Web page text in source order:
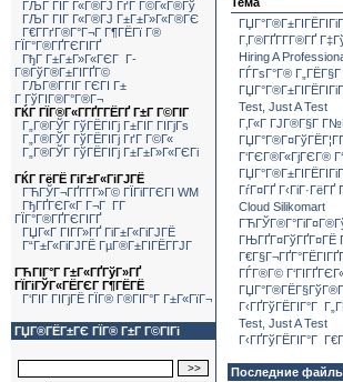
ГЉГ ГІГ Г«Г®ГЈ ГґГ Г©Г«Г®Гў
ГЉГ ГІГ Г«Г®ГЈ Г±Г±Г»Г«Г®ГЄ
Г€Г­ГґГ®Г°Г¬Г Г¶ГЁГї Г®
ГЇГ°Г®ГҐГЄГІГҐ
ГђГ Г±Г±Г»Г«ГЄГ Г­
Г®ГўГ®Г±ГІГҐГ©
ГЉГ®Г­ГІГ ГЄГІ Г±
Г ГўГІГ®Г°Г®Г¬
ГЌГ ГЇГ®Г«Г­ГҐГ­ГЁГҐ Г±Г Г©ГІГ
Г„Г®ГЎГ ГўГЁГІГј Г±ГІГ ГІГјГѕ
Г„Г®ГЎГ ГўГЁГІГј ГґГ Г©Г«
Г„Г®ГЎГ ГўГЁГІГј Г±Г±Г»Г«ГЄГі
ГЌГ ГёГЁ ГіГ±Г«ГіГЈГЁ
ГЋГЎГ¬ГҐГ­Г­Г»Г© ГЇГіГ­ГЄГІ WM
ГђГҐГЄГ«Г Г¬Г Г­Г
ГЇГ°Г®ГҐГЄГІГҐ
ГЏГ«Г ГІГ­Г»ГҐ ГіГ±Г«ГіГЈГЁ
Г“Г±Г«ГіГЈГЁ ГµГ®Г±ГІГЁГ­ГЈГ
ГЋГІГ°Г Г±Г«ГҐГўГ»ГҐ
ГЇГіГЎГ«ГЁГЄГ Г¶ГЁГЁ
Г‘ГІГ ГІГјГЁ ГЇГ® Г®ГІГ°Г Г±Г«ГїГ¬
ГЏГ®ГЁГ±ГЄ ГЇГ® Г±Г Г©ГІГі
Г‚Г®ГҐГ­Г­Г®ГҐ
Hiring A
ГЃГѕГ°Г®
Test, Just A Test
Г‚Г«Г ГЈГ®Г§Г
Г‘ГЄГ®Г«ГјГЄГ®
ГѓГ¤ГҐ
Cloud Silikomart
ГЊГҐГ¤ГўГҐГ¤ГЁ
ГЃГ®Г©
Г‹ГҐГўГЁГІГ°Г
Test, Just A Test
Г‹ГҐГўГЁГІГ°Г
Последние